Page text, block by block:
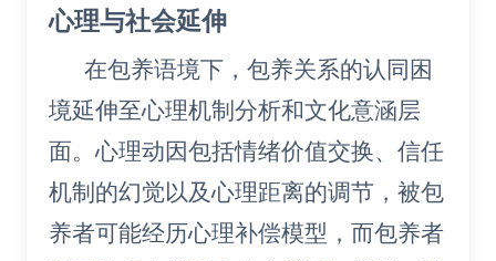
心理与社会延伸
在包养语境下，包养关系的认同困
境延伸至心理机制分析和文化意涵层
面。心理动因包括情绪价值交换、信任
机制的幻觉以及心理距离的调节，被包
养者可能经历心理补偿模型，而包养者